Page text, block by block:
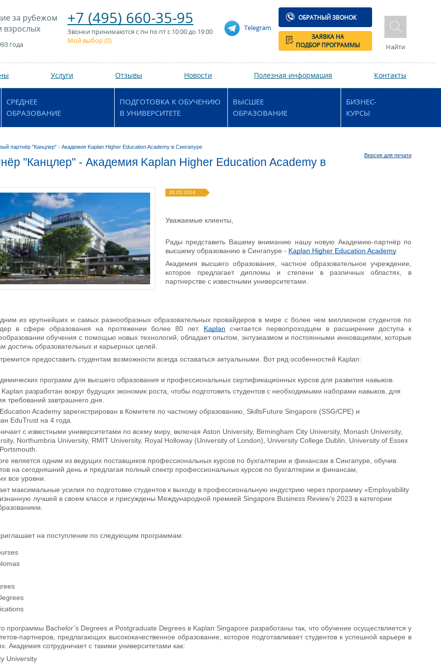
за рубежом
взрослых
года
+7 (495) 660-35-95
Звонки принимаются с пн по пт с 10:00 до 19:00
Мой выбор (0)
Telegram
ОБРАТНЫЙ ЗВОНОК
ЗАЯВКА НА
ПОДБОР ПРОГРАММЫ
Найти
Услуги Отзывы Новости Полезная информация Контакты
СРЕДНЕЕ
ОБРАЗОВАНИЕ
ПОДГОТОВКА К ОБУЧЕНИЮ
В УНИВЕРСИТЕТЕ
ВЫСШЕЕ
ОБРАЗОВАНИЕ
БИЗНЕС-
КУРСЫ
партнёр "Канцлер" - Академия Kaplan Higher Education Academy в Сингапуре
Версия для печати
"Канцлер" - Академия Kaplan Higher Education Academy в
28.05.2024
Уважаемые клиенты,
Рады представить Вашему вниманию нашу новую Академию-партнёр по
высшему образованию в Сингапуре - Kaplan Higher Education Academy.
Академия высшего образования, частное образовательное учреждение,
которое предлагает дипломы и степени в различных областях, в
партнерстве с известными университетами.
из крупнейших и самых разнообразных образовательных провайдеров в мире с более чем миллионом студентов по
в сфере образования на протяжении более 80 лет. Kaplan считается первопроходцем в расширении доступа к
обучения с помощью новых технологий, обладает опытом, энтузиазмом и постоянными инновациями, которые
достичь образовательных и карьерных целей.
предоставить студентам возможности всегда оставаться актуальными. Вот ряд особенностей Kaplan:
программ для высшего образования и профессиональных сертификационных курсов для развития навыков.
разработан вокруг будущих экономик роста, чтобы подготовить студентов с необходимыми наборами навыков, для
требований завтрашнего дня.
Academy зарегистрирован в Комитете по частному образованию, SkillsFuture Singapore (SSG/CPE) и
EduTrust на 4 года.
с известными университетами по всему миру, включая Aston University, Birmingham City University, Monash University,
Northumbria University, RMIT University, Royal Holloway (University of London), University College Dublin, University of Essex
является одним из ведущих поставщиков профессиональных курсов по бухгалтерии и финансам в Сингапуре, обучив
на сегодняшний день и предлагая полный спектр профессиональных курсов по бухгалтерии и финансам,
все уровни.
максимальные усилия по подготовке студентов к выходу в профессиональную индустрию через программу «Employability
лучшей в своем классе и присуждены Международной премией Singapore Business Review’s 2023 в категории
на поступление по следующим программам:
программы Bachelor’s Degrees и Postgraduate Degrees в Kaplan Singapore разработаны так, что обучение осуществляется у
партнеров, предлагающих высококачественное образование, которое подготавливает студентов к успешной карьере в
Академия сотрудничает с такими университетами как:
University